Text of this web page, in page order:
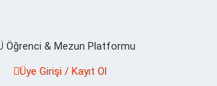
Öğrenci & Mezun Platformu
Üye Girişi / Kayıt Ol